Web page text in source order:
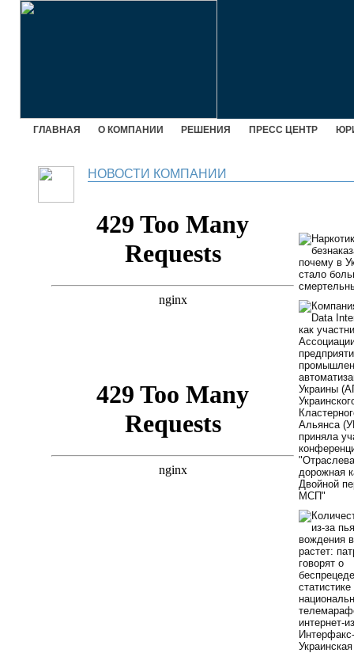
ГЛАВНАЯ О КОМПАНИИ РЕШЕНИЯ ПРЕСС ЦЕНТР
НОВОСТИ КОМПАНИИ